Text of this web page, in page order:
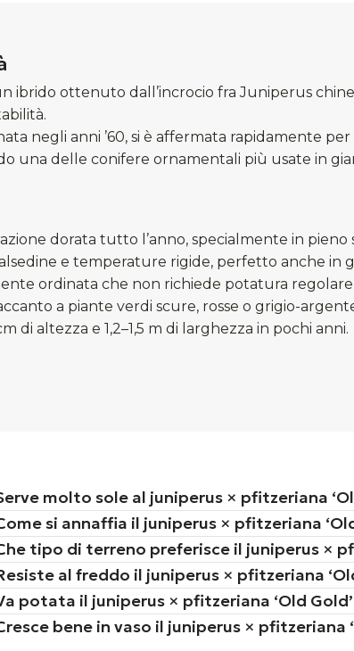
ibrido ottenuto dall’incrocio fra Juniperus
negli anni ’60, si è affermata rapidamente
una delle conifere ornamentali più usate in
dorata tutto l’anno, specialmente in pieno
e temperature rigide, perfetto anche in
ordinata che non richiede potatura regolare
a piante verdi scure, rosse o grigio-
di altezza e 1,2–1,5 m di larghezza in pochi anni.
molto sole al juniperus × pfitzeriana
si annaffia il juniperus × pfitzeriana
tipo di terreno preferisce il juniperus ×
al freddo il juniperus × pfitzeriana
potata il juniperus × pfitzeriana ‘Old
bene in vaso il juniperus × pfitzeriana